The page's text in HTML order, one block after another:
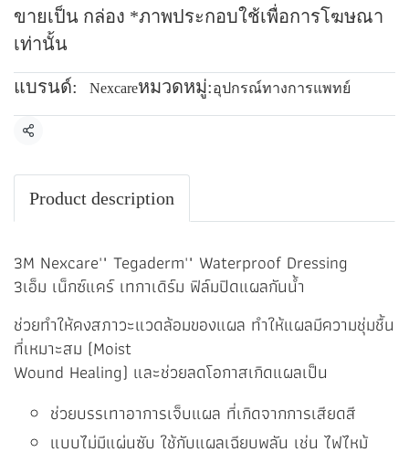
ขายเป็น กล่อง *ภาพประกอบใช้เพื่อการโฆษณา
เท่านั้น
แบรนด์: Nexcareหมวดหมู่:อุปกรณ์ทางการแพทย์
แชร์
Product description
3M Nexcare'" Tegaderm'" Waterproof Dressing
3เอ็ม เน็กซ์แคร์ เทกาเดิร์ม ฟิล์มปิดแผลกันน้ำ
ช่วยทำให้คงสภาวะแวดล้อมของแผล ทำให้แผลมีความชุ่มชื้น
ที่เหมาะสม (Moist
Wound Healing) และช่วยลดโอกาสเกิดแผลเป็น
ช่วยบรรเทาอาการเจ็บแผล ที่เกิดจากการเสียดสี
แบบไม่มีแผ่นซับ ใช้กับแผลเฉียบพลัน เช่น ไฟไหม้